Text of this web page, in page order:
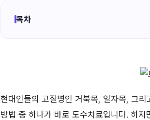
목차
현대인들의 고질병인 거북목, 일자목, 그
방법 중 하나가 바로 도수치료입니다. 하